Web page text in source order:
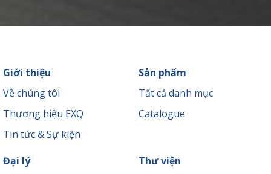
Giới thiệu
Về chúng tôi
Thương hiệu EXQ
Tin tức & Sự kiện
Sản phẩm
Tất cả danh mục
Catalogue
Đại lý
Thư viện